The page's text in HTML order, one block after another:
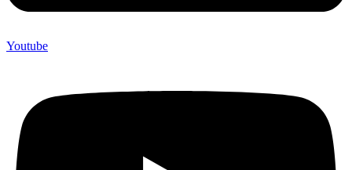
Youtube